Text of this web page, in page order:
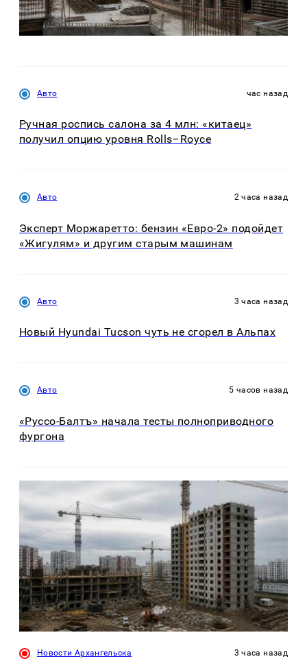
Авто час назад
Ручная роспись салона за 4 млн: «китаец»
получил опцию уровня Rolls–Royce
Авто 2 часа назад
Эксперт Моржаретто: бензин «Евро-2» подойдет
«Жигулям» и другим старым машинам
Авто 3 часа назад
Новый Hyundai Tucson чуть не сгорел в Альпах
Авто 5 часов назад
«Руссо-Балтъ» начала тесты полноприводного
фургона
Новости Архангельска 3 часа назад